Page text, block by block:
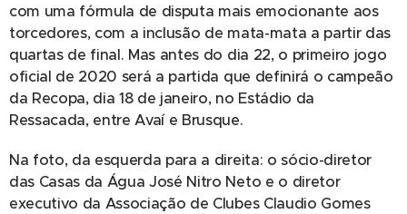
com uma fórmula de disputa mais emocionante aos
torcedores, com a inclusão de mata-mata a partir das
quartas de final. Mas antes do dia 22, o primeiro jogo
oficial de 2020 será a partida que definirá o campeão
da Recopa, dia 18 de janeiro, no Estádio da
Ressacada, entre Avaí e Brusque.
Na foto, da esquerda para a direita: o sócio-diretor
das Casas da Água José Nitro Neto e o diretor
executivo da Associação de Clubes Claudio Gomes